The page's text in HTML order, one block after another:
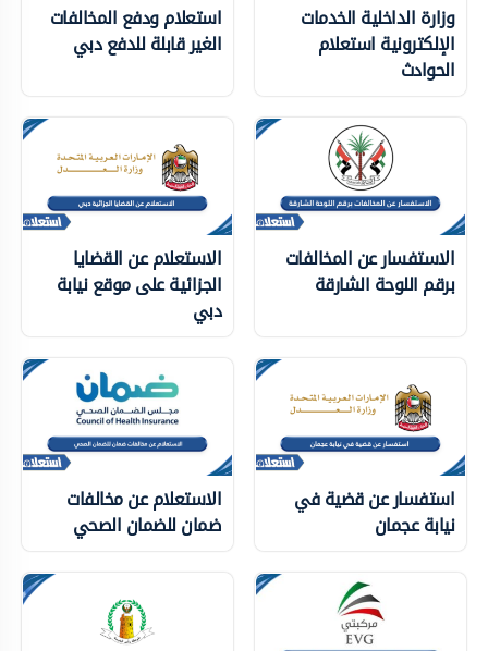
وزارة الداخلية الخدمات
الإلكترونية استعلام
الحوادث
استعلام ودفع المخالفات
الغير قابلة للدفع دبي
الاستفسار عن المخالفات
برقم اللوحة الشارقة
الاستعلام عن القضايا
الجزائية على موقع نيابة
دبي
استفسار عن قضية في
نيابة عجمان
الاستعلام عن مخالفات
ضمان للضمان الصحي